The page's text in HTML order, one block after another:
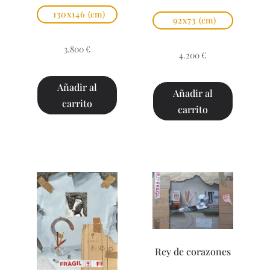
130x146 (cm)
3.800 €
Añadir al
carrito
92x73 (cm)
4.200 €
Añadir al
carrito
Rey de corazones